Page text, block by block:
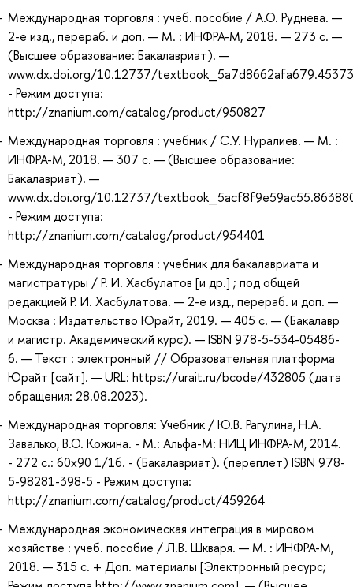
Международная торговля : учеб. пособие / А.О. Руднева. —
2-е изд., перераб. и доп. — М. : ИНФРА-М, 2018. — 273 с. —
(Высшее образование: Бакалавриат). —
www.dx.doi.org/10.12737/
- Режим доступа:
http://znanium.com/catalog/product/950827
Международная торговля : учебник / С.У. Нуралиев. — М. :
ИНФРА-М, 2018. — 307 с. — (Высшее образование:
Бакалавриат). —
www.dx.doi.org/10.12737/
- Режим доступа:
http://znanium.com/catalog/product/954401
Международная торговля : учебник для бакалавриата и
магистратуры / Р. И. Хасбулатов [и др.] ; под общей
редакцией Р. И. Хасбулатова. — 2-е изд., перераб. и доп. —
Москва : Издательство Юрайт, 2019. — 405 с. — (Бакалавр
и магистр. Академический курс). — ISBN 978-5-534-05486-
6. — Текст : электронный // Образовательная платформа
Юрайт [сайт]. — URL: https://urait.ru/bcode/432805 (дата
обращения: 28.08.2023).
Международная торговля: Учебник / Ю.В. Рагулина, Н.А.
Завалько, В.О. Кожина. - М.: Альфа-М: НИЦ ИНФРА-М, 2014.
- 272 с.: 60x90 1/16. - (Бакалавриат). (переплет) ISBN 978-
5-98281-398-5 - Режим доступа:
http://znanium.com/catalog/product/459264
Международная экономическая интеграция в мировом
хозяйстве : учеб. пособие / Л.В. Шкваря. — М. : ИНФРА-М,
2018. — 315 с. + Доп. материалы [Электронный ресурс;